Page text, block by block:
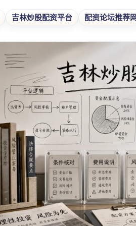
吉林炒股配资平台 配资论坛推荐网